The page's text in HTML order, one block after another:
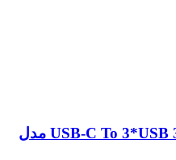
هاب یوگرین USB-C To 3*USB 3.0 A HUB مدل